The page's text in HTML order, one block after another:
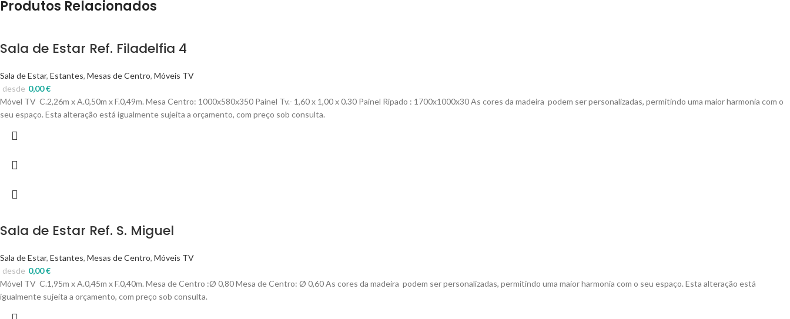
Produtos Relacionados
Sala de Estar Ref. Filadelfia 4
Sala de Estar, Estantes, Mesas de Centro, Móveis TV
0,00€
desde
Móvel TV C.2,26m x A.0,50m x F.0,49m. Mesa Centro: 1000x580x350 Painel Tv.- 1,60 x 1,00 x 0.30 Painel Ripado : 1700x1000x30As cores da madeira podem ser personalizadas, permitindo uma maior harmonia com o
seu espaço. Esta alteração está igualmente sujeita a orçamento, com preço sob consulta.
Sala de Estar Ref. S. Miguel
Sala de Estar, Estantes, Mesas de Centro, Móveis TV
0,00€
desde
Móvel TV C.1,95m x A.0,45m x F.0,40m. Mesa de Centro :Ø 0,80Mesa de Centro: Ø 0,60As cores da madeira podem ser personalizadas, permitindo uma maior harmonia com o seu espaço. Esta alteração está
igualmente sujeita a orçamento, com preço sob consulta.